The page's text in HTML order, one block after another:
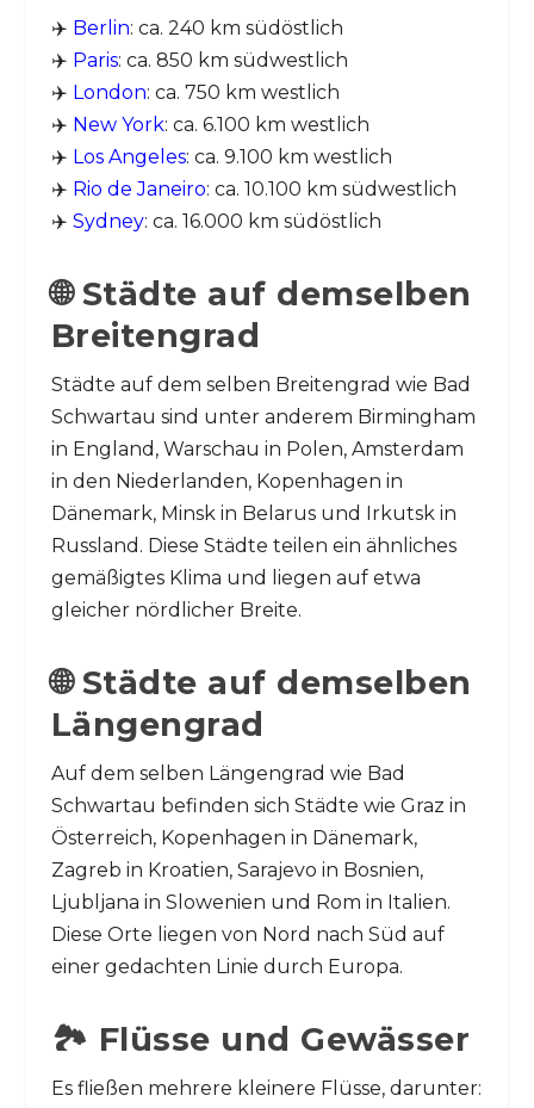
✈️ Berlin: ca. 240 km südöstlich
✈️ Paris: ca. 850 km südwestlich
✈️ London: ca. 750 km westlich
✈️ New York: ca. 6.100 km westlich
✈️ Los Angeles: ca. 9.100 km westlich
✈️ Rio de Janeiro: ca. 10.100 km südwestlich
✈️ Sydney: ca. 16.000 km südöstlich
🌐 Städte auf demselben
Breitengrad
Städte auf dem selben Breitengrad wie Bad
Schwartau sind unter anderem Birmingham
in England, Warschau in Polen, Amsterdam
in den Niederlanden, Kopenhagen in
Dänemark, Minsk in Belarus und Irkutsk in
Russland. Diese Städte teilen ein ähnliches
gemäßigtes Klima und liegen auf etwa
gleicher nördlicher Breite.
🌐 Städte auf demselben
Längengrad
Auf dem selben Längengrad wie Bad
Schwartau befinden sich Städte wie Graz in
Österreich, Kopenhagen in Dänemark,
Zagreb in Kroatien, Sarajevo in Bosnien,
Ljubljana in Slowenien und Rom in Italien.
Diese Orte liegen von Nord nach Süd auf
einer gedachten Linie durch Europa.
🏞️ Flüsse und Gewässer
Es fließen mehrere kleinere Flüsse, darunter: